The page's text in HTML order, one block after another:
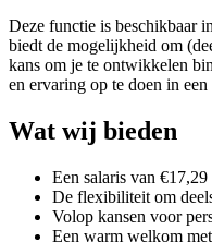
Deze functie is beschikbaar
biedt de mogelijkheid om
kans om je te ontwikkelen
en ervaring op te doen in een
Wat wij bieden
Een salaris van €17,29
De flexibiliteit om
Volop kansen voor
Een warm welkom